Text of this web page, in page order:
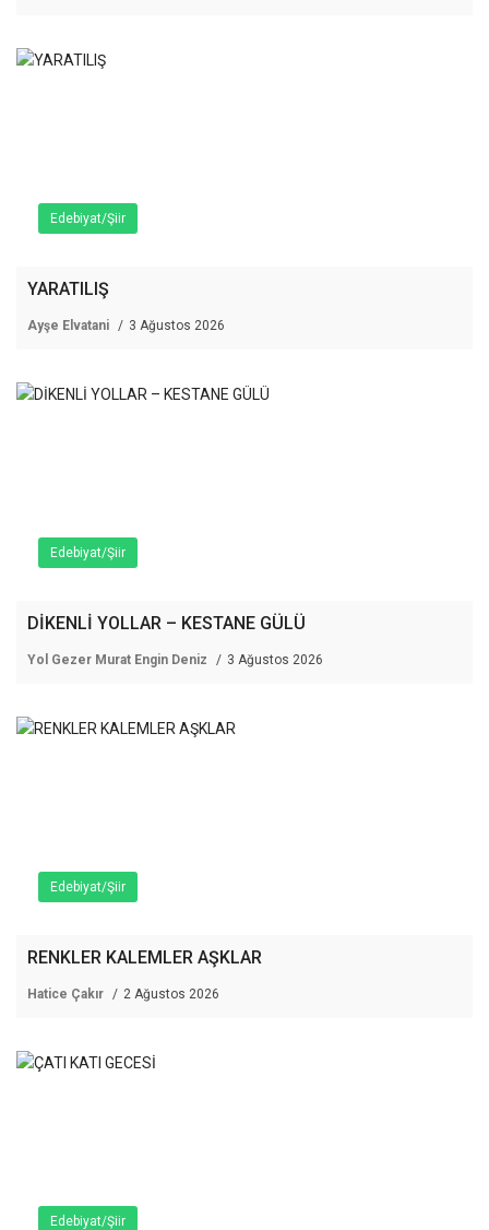
Edebiyat/Şiir
YARATILIŞ
Ayşe Elvatani 3 Ağustos 2026
Edebiyat/Şiir
DİKENLİ YOLLAR – KESTANE GÜLÜ
Yol Gezer Murat Engin Deniz 3 Ağustos 2026
Edebiyat/Şiir
RENKLER KALEMLER AŞKLAR
Hatice Çakır 2 Ağustos 2026
Edebiyat/Şiir